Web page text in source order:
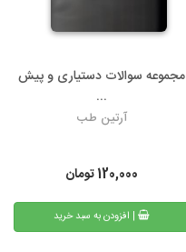
مجموعه سوالات دستیاری و پیش
...
آرتین طب
120,000تومان
| افزودن به سبد خرید